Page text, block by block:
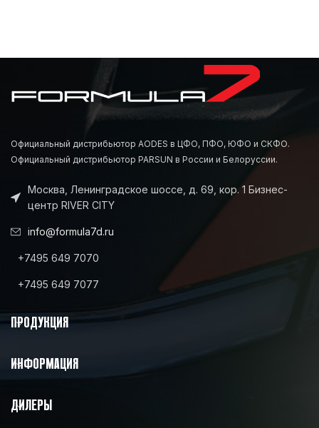
Официальный дистрибьютор AODES в ЦФО, ПФО, ЮФО и СКФО.
Официальный дистрибьютор PARSUN в России и Белоруссии.
Москва, Ленинградское шоссе, д. 69, кор. 1 Бизнес-
центр RIVER CITY
info@formula7d.ru
+7495 649 7070
+7495 649 7077
ПРОДУКЦИЯ
ИНФОРМАЦИЯ
ДИЛЕРЫ